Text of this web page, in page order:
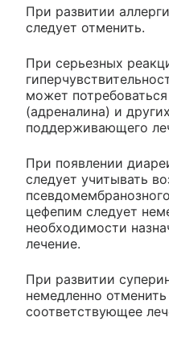
При развитии
следует отменить.
При серьезных
может
(адреналина) и
поддерживающего
При появлении
следует учитывать
цефепим следует
необходимости
лечение.
При развитии
немедленно отменить
соответствующее